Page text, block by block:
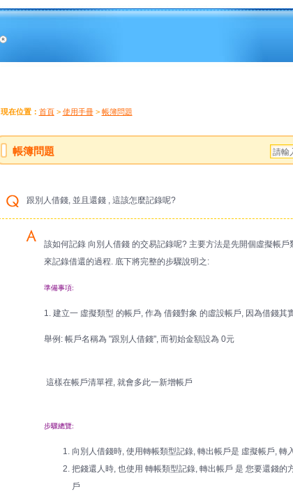
現在位置： 首頁> 使用手冊> 帳簿問題
帳簿問題
跟別人借錢, 並且還錢 , 這該怎麼記錄呢?
該如何記錄 向別人借錢 的交易記錄呢? 主要方法是先開個虛擬帳
來記錄借還的過程. 底下將完整的步驟說明之:
準備事項:
1. 建立一 虛擬類型 的帳戶, 作為 借錢對象 的虛設帳戶, 因為借錢其
舉例: 帳戶名稱為 "跟別人借錢", 而初始金額設為 0元
這樣在帳戶清單裡, 就會多此一新增帳戶
步驟總覽:
向別人借錢時, 使用轉帳類型記錄, 轉出帳戶是 虛擬帳戶, 轉
把錢還人時, 也使用 轉帳類型記錄, 轉出帳戶 是 您要還錢的
戶